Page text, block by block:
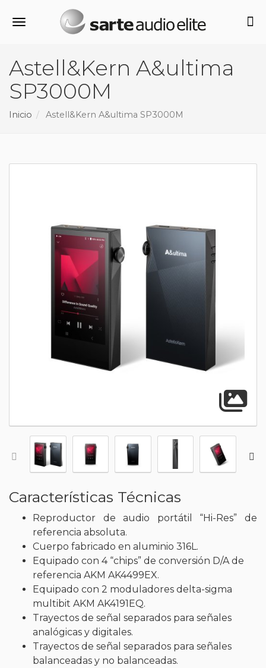
Alternar navegación
Astell&Kern A&ultima
SP3000M
Inicio Astell&Kern A&ultima SP3000M
Características Técnicas
Reproductor de audio portátil “Hi-Res” de
referencia absoluta.
Cuerpo fabricado en aluminio 316L.
Equipado con 4 “chips” de conversión D/A de
referencia AKM AK4499EX.
Equipado con 2 moduladores delta-sigma
multibit AKM AK4191EQ.
Trayectos de señal separados para señales
analógicas y digitales.
Trayectos de señal separados para señales
balanceadas y no balanceadas.